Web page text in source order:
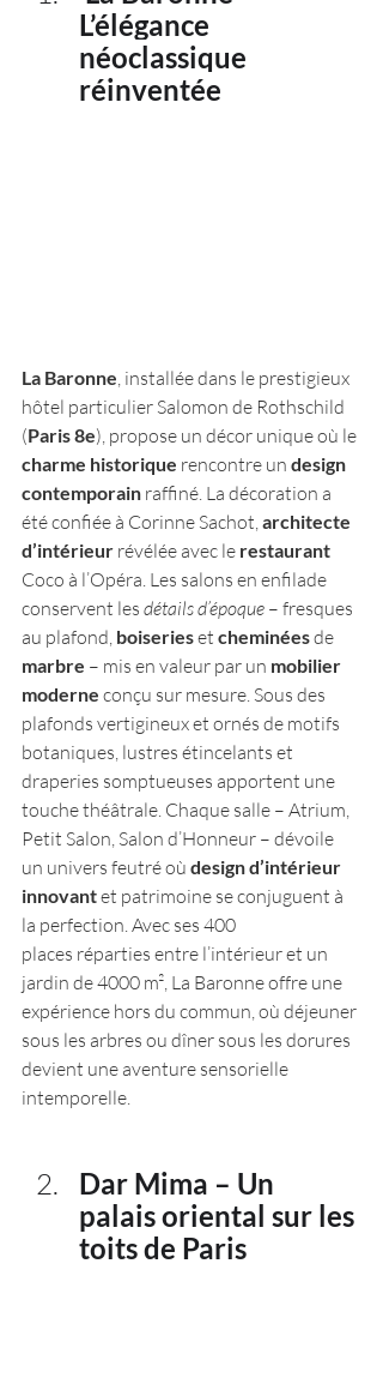
L’élégance
néoclassique
réinventée
La Baronne, installée dans le prestigieux
hôtel particulier Salomon de Rothschild
(Paris 8e), propose un décor unique où le
charme historique rencontre un design
contemporain raffiné. La décoration a
été confiée à Corinne Sachot, architecte
d’intérieur révélée avec le restaurant
Coco à l’Opéra​. Les salons en enfilade
conservent les détails d’époque – fresques
au plafond, boiseries et cheminées de
marbre – mis en valeur par un mobilier
moderne conçu sur mesure. Sous des
plafonds vertigineux et ornés de motifs
botaniques, lustres étincelants et
draperies somptueuses apportent une
touche théâtrale. Chaque salle – Atrium,
Petit Salon, Salon d’Honneur – dévoile
un univers feutré où design d’intérieur
innovant et patrimoine se conjuguent à
la perfection​. Avec ses 400
places réparties entre l’intérieur et un
jardin de 4000 m², La Baronne offre une
expérience hors du commun, où déjeuner
sous les arbres ou dîner sous les dorures
devient une aventure sensorielle
intemporelle.
Dar Mima – Un
palais oriental sur les
toits de Paris